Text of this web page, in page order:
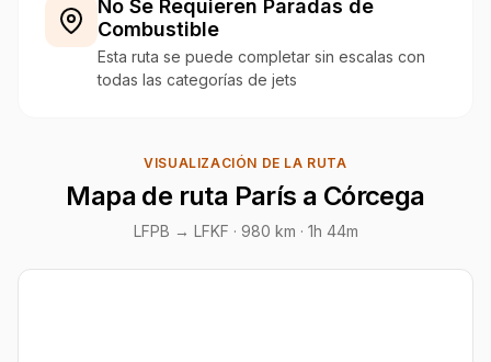
No Se Requieren Paradas de
Combustible
Esta ruta se puede completar sin escalas con
todas las categorías de jets
VISUALIZACIÓN DE LA RUTA
Mapa de ruta París a Córcega
LFPB → LFKF · 980 km · 1h 44m